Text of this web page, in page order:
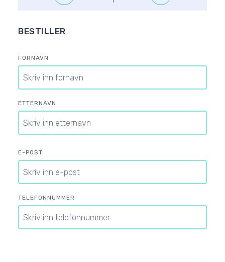
BESTILLER
FORNAVN
ETTERNAVN
E-POST
TELEFONNUMMER